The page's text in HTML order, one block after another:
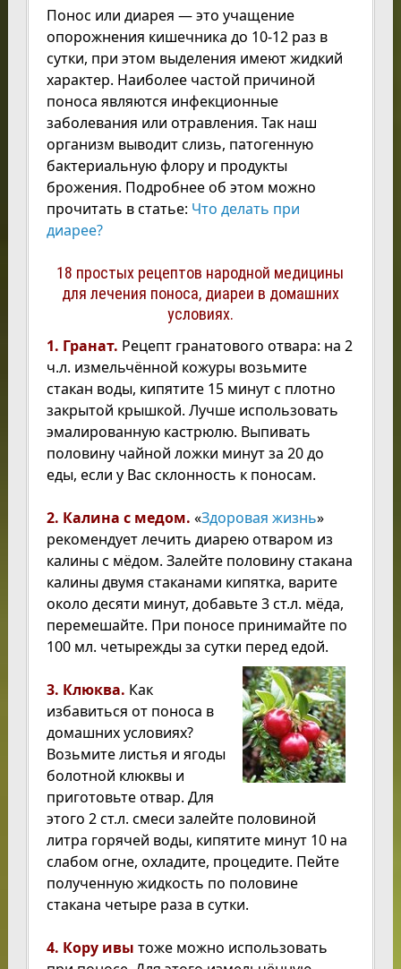
Понос или диарея — это учащение
опорожнения кишечника до 10-12 раз в
сутки, при этом выделения имеют жидкий
характер. Наиболее частой причиной
поноса являются инфекционные
заболевания или отравления. Так наш
организм выводит слизь, патогенную
бактериальную флору и продукты
брожения. Подробнее об этом можно
прочитать в статье: Что делать при
диарее?
18 простых рецептов народной медицины
для лечения поноса, диареи в домашних
условиях.
1. Гранат. Рецепт гранатового отвара: на 2
ч.л. измельчённой кожуры возьмите
стакан воды, кипятите 15 минут с плотно
закрытой крышкой. Лучше использовать
эмалированную кастрюлю. Выпивать
половину чайной ложки минут за 20 до
еды, если у Вас склонность к поносам.
2. Калина с медом. «Здоровая жизнь»
рекомендует лечить диарею отваром из
калины с мёдом. Залейте половину стакана
калины двумя стаканами кипятка, варите
около десяти минут, добавьте 3 ст.л. мёда,
перемешайте. При поносе принимайте по
100 мл. четырежды за сутки перед едой.
3. Клюква. Как
избавиться от поноса в
домашних условиях?
Возьмите листья и ягоды
болотной клюквы и
приготовьте отвар. Для
этого 2 ст.л. смеси залейте половиной
литра горячей воды, кипятите минут 10 на
слабом огне, охладите, процедите. Пейте
полученную жидкость по половине
стакана четыре раза в сутки.
4. Кору ивы тоже можно использовать